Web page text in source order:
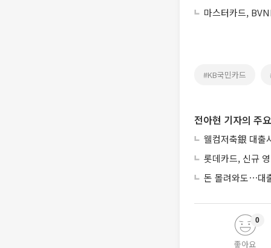
마스터카드,
#KB국민카드
전아현 기자의 주
웰컴저축銀 대출
롯데카드, 신규
돈 몰려와도⋯대
좋아요
0